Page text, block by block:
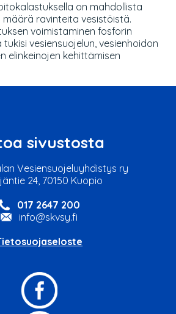
on mahdollista
ravinteita vesistöistä.
voimistaminen fosforin
vesiensuojelun, vesienhoidon
elinkeinojen kehittämisen
sivustosta
Vesiensuojeluyhdistys ry
24, 70150 Kuopio
017 2647 200
info@skvsy.fi